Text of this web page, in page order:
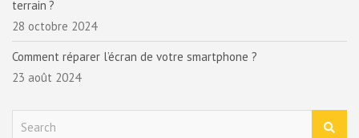
terrain ?
28 octobre 2024
Comment réparer l’écran de votre smartphone ?
23 août 2024